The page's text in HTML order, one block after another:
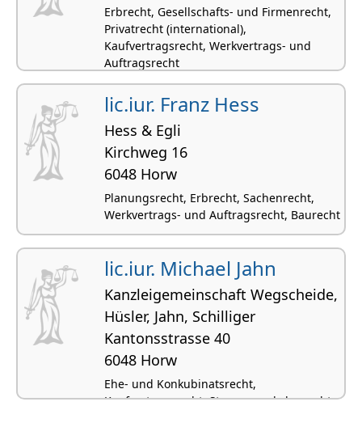
Erbrecht, Gesellschafts- und Firmenrecht,
Privatrecht (international),
Kaufvertragsrecht, Werkvertrags- und
Auftragsrecht
lic.iur. Franz Hess
Hess & Egli
Kirchweg 16
6048 Horw
Planungsrecht, Erbrecht, Sachenrecht,
Werkvertrags- und Auftragsrecht, Baurecht
lic.iur. Michael Jahn
Kanzleigemeinschaft Wegscheide,
Hüsler, Jahn, Schilliger
Kantonsstrasse 40
6048 Horw
Ehe- und Konkubinatsrecht,
Kaufvertragsrecht, Strassenverkehrsrecht,